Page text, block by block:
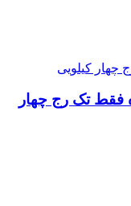
فقط تک رج چهار